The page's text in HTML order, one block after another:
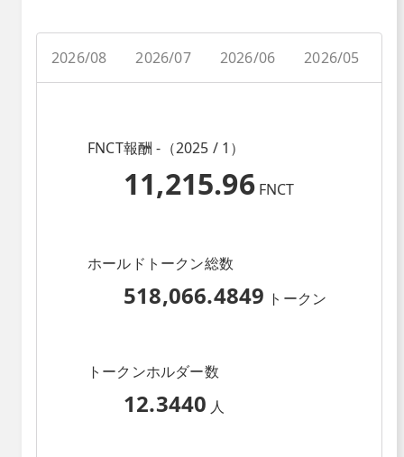
2026/08 2026/07 2026/06 2026/05
FNCT報酬 -（2025 / 1）
11,215.96 FNCT
ホールドトークン総数
518,066.4849 トークン
トークンホルダー数
12.3440 人